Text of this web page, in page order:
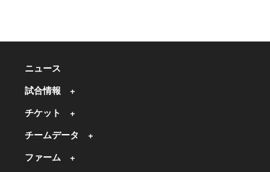
ニュース
試合情報
チケット
チームデータ
ファーム